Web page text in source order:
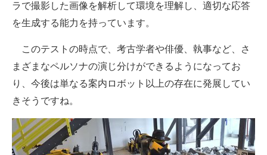
ラで撮影した画像を解析して環境を理解し、適切な応答
を生成する能力を持っています。
このテストの時点で、考古学者や俳優、執事など、さ
まざまなペルソナの演じ分けができるようになってお
り、今後は単なる案内ロボット以上の存在に発展してい
きそうですね。